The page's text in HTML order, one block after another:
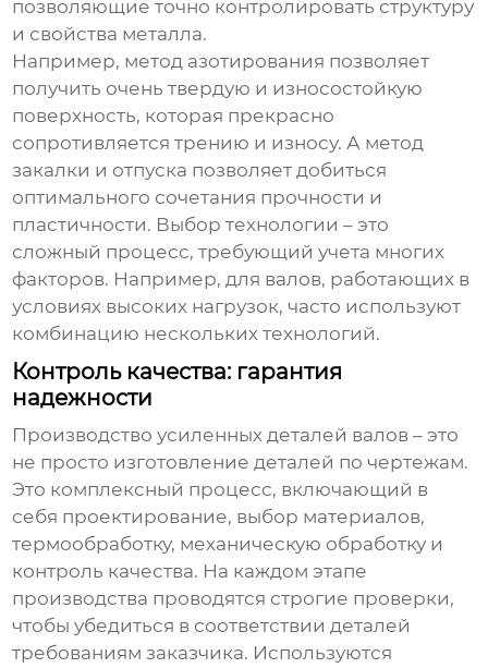
позволяющие точно контролировать структуру
и свойства металла.
Например, метод азотирования позволяет
получить очень твердую и износостойкую
поверхность, которая прекрасно
сопротивляется трению и износу. А метод
закалки и отпуска позволяет добиться
оптимального сочетания прочности и
пластичности. Выбор технологии – это
сложный процесс, требующий учета многих
факторов. Например, для валов, работающих в
условиях высоких нагрузок, часто используют
комбинацию нескольких технологий.
Контроль качества: гарантия
надежности
Производствоусиленных деталей валов – это
не просто изготовление деталей по чертежам.
Это комплексный процесс, включающий в
себя проектирование, выбор материалов,
термообработку, механическую обработку и
контроль качества. На каждом этапе
производства проводятся строгие проверки,
чтобы убедиться в соответствии деталей
требованиям заказчика. Используются